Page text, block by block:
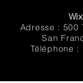
Adresse : 500
San
Téléphone :